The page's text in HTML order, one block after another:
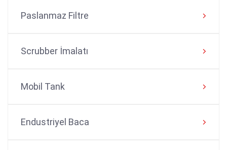
Paslanmaz Filtre
Scrubber İmalatı
Mobil Tank
Endustriyel Baca